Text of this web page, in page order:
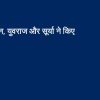
युवराज और सूर्या ने किए